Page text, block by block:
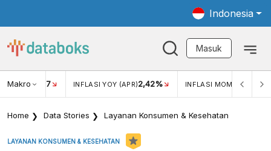
Indonesia
Masuk
Makro
USD/IDR 17 INFLASI YOY (APR)2,42% INFLASI MOM (MAR)
Home Data Stories Layanan Konsumen & Kesehatan
LAYANAN KONSUMEN & KESEHATAN